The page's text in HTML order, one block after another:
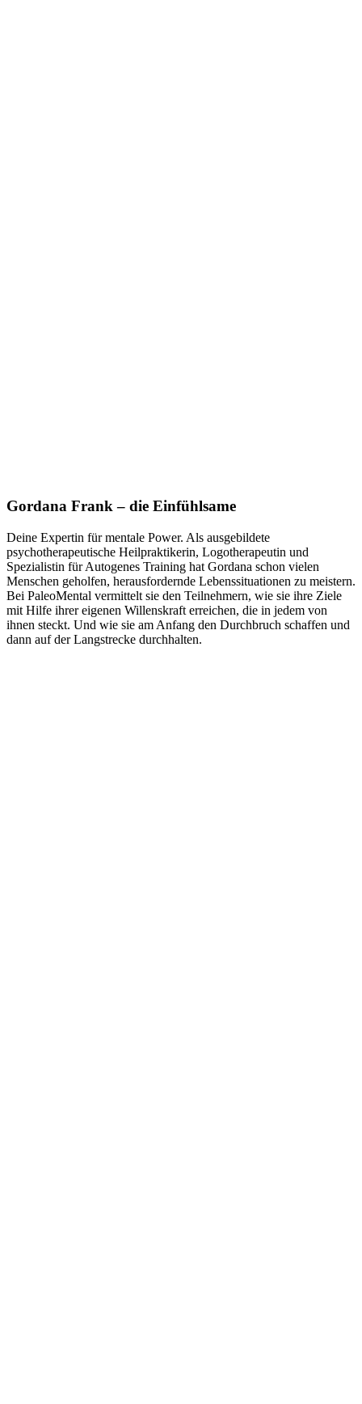
Gordana Frank – die Einfühlsame
Deine Expertin für mentale Power. Als ausgebildete
psychotherapeutische Heilpraktikerin, Logotherapeutin und
Spezialistin für Autogenes Training hat Gordana schon vielen
Menschen geholfen, herausfordernde Lebenssituationen zu meistern.
Bei PaleoMental vermittelt sie den Teilnehmern, wie sie ihre Ziele
mit Hilfe ihrer eigenen Willenskraft erreichen, die in jedem von
ihnen steckt. Und wie sie am Anfang den Durchbruch schaffen und
dann auf der Langstrecke durchhalten.